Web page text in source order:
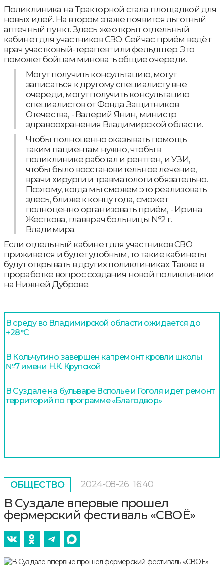
Поликлиника на Тракторной стала площадкой для
новых идей. На втором этаже появится льготный
аптечный пункт. Здесь же открыт отдельный
кабинет для участников СВО. Сейчас приём ведёт
врач участковый-терапевт или фельдшер. Это
поможет бойцам миновать общие очереди.
Могут получить консультацию, могут
записаться к другому специалисту вне
очереди, могут получить консультацию
специалистов от Фонда Защитников
Отечества, - Валерий Янин, министр
здравоохранения Владимирской области.
Чтобы полноценно оказывать помощь
таким пациентам нужно, чтобы в
поликлинике работал и рентген, и УЗИ,
чтобы было восстановительное лечение,
врачи хирурги и травматологи обязательно.
Поэтому, когда мы сможем это реализовать
здесь, ближе к концу года, сможет
полноценно организовать приём, - Ирина
Жесткова, главврач больницы №2 г.
Владимира.
Если отдельный кабинет для участников СВО
приживется и будет удобным, то такие кабинеты
будут открывать в других поликлиниках. Также в
проработке вопрос создания новой поликлиники
на Нижней Дуброве.
В среду во Владимирской области ожидается до
+28°С
В Кольчугино завершен капремонт кровли школы
№7 имени Н.К. Крупской
В Суздале на бульваре Всполье и Гоголя идет ремонт
территорий по программе «Благодвор»
ОБЩЕСТВО 2024-08-26 16:40
В Суздале впервые прошел
фермерский фестиваль «СВОЁ»